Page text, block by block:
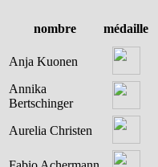
nombre médaille
Anja Kuonen
Annika
Bertschinger
Aurelia Christen